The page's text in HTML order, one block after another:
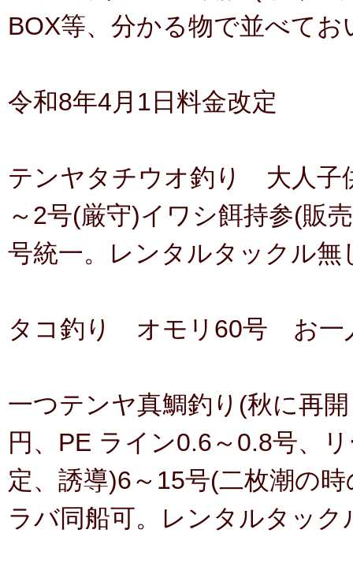
BOX等、分かる物で並べて
令和8年4月1日料金改定
テンヤタチウオ釣り 大人子
～2号(厳守)イワシ餌持参(販
号統一。レンタルタックル
タコ釣り オモリ60号 お一
一つテンヤ真鯛釣り(秋に再
円、PE ライン0.6～0.8号、
定、誘導)6～15号(二枚潮の
ラバ同船可。レンタルタッ